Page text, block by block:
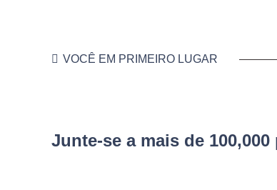
VOCÊ EM PRIMEIRO LUGAR
Junte-se a mais de